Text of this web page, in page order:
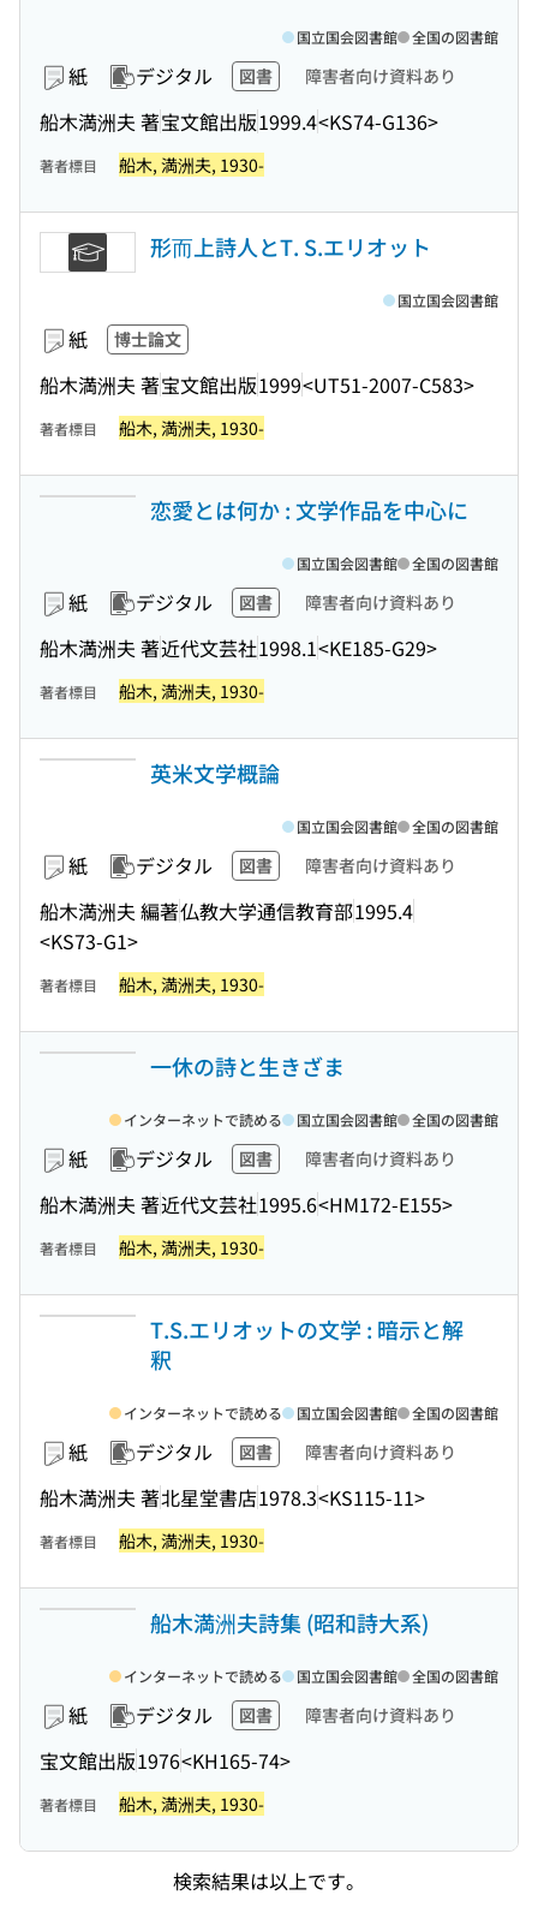
紙 デジタル 図書 障害者向け資料あり
船木満洲夫 著宝文館出版1999.4<KS74-G136>
国立国会図書館 全国の図書館
著者標目 船木, 満洲夫, 1930-
形而上詩人とT. S.エリオット
紙 博士論文
船木満洲夫 著宝文館出版1999<UT51-2007-C583>
国立国会図書館
著者標目 船木, 満洲夫, 1930-
恋愛とは何か : 文学作品を中心に
紙 デジタル 図書 障害者向け資料あり
船木満洲夫 著近代文芸社1998.1<KE185-G29>
国立国会図書館 全国の図書館
著者標目 船木, 満洲夫, 1930-
英米文学概論
紙 デジタル 図書 障害者向け資料あり
船木満洲夫 編著仏教大学通信教育部1995.4
<KS73-G1>
国立国会図書館 全国の図書館
著者標目 船木, 満洲夫, 1930-
一休の詩と生きざま
紙 デジタル 図書 障害者向け資料あり
船木満洲夫 著近代文芸社1995.6<HM172-E155>
インターネットで読める 国立国会図書館 全国の図書館
著者標目 船木, 満洲夫, 1930-
T.S.エリオットの文学 : 暗示と解
釈
紙 デジタル 図書 障害者向け資料あり
船木満洲夫 著北星堂書店1978.3<KS115-11>
インターネットで読める 国立国会図書館 全国の図書館
著者標目 船木, 満洲夫, 1930-
船木満洲夫詩集 (昭和詩大系)
紙 デジタル 図書 障害者向け資料あり
宝文館出版1976<KH165-74>
インターネットで読める 国立国会図書館 全国の図書館
著者標目 船木, 満洲夫, 1930-
検索結果は以上です。